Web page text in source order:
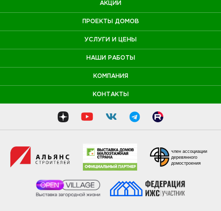
АКЦИИ
ПРОЕКТЫ ДОМОВ
УСЛУГИ И ЦЕНЫ
НАШИ РАБОТЫ
КОМПАНИЯ
КОНТАКТЫ
член ассоциации
деревянного
домостроения